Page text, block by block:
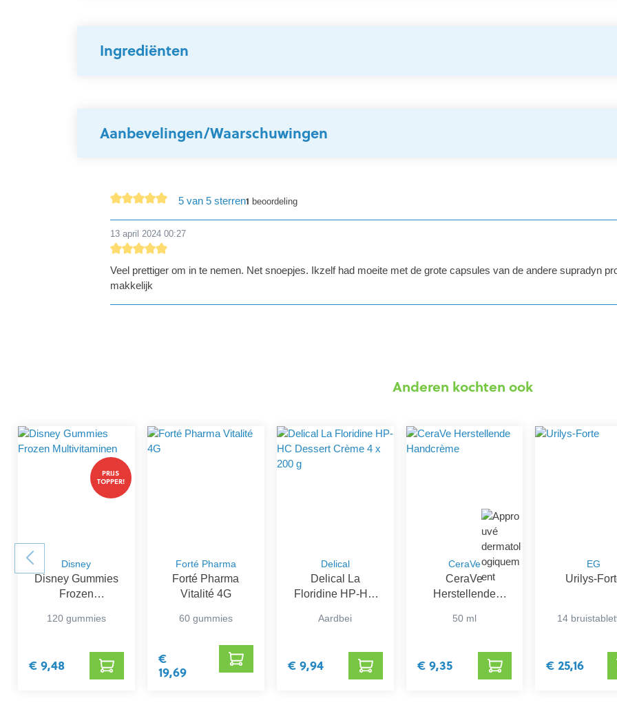
Ingrediënten
Aanbevelingen/Waarschuwingen
5 van 5 sterren1 beoordeling
13 april 2024 00:27
Veel prettiger om in te nemen. Net snoepjes. Ikzelf had moeite met de grote capsules van de andere supradyn
makkelijk
Anderen kochten ook
PRIJS
TOPPER!
Disney
Disney Gummies
Frozen
120 gummies
€ 9,48
Forté Pharma
Forté Pharma
Vitalité 4G
60 gummies
€
19,69
Delical
Delical La
Floridine HP-HC
200 g
Aardbei
€ 9,94
CeraVe
CeraVe
Herstellende
50 ml
€ 9,35
EG
Urilys-
14
€ 25,16